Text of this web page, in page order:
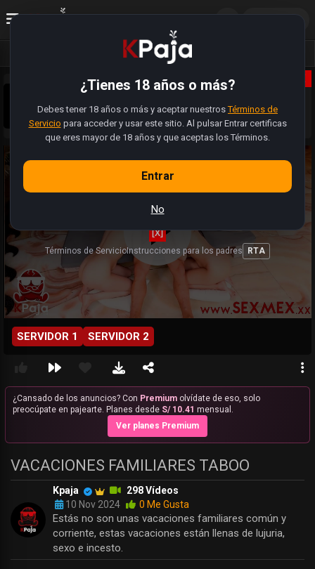
Fotos
Sobrinos pajeros 😈, la web se actualizó. Tiene muchas
modificar perfiles y hasta buscar a alguien cercano para
folla.
Sabemos que hay videos y enlaces que estan rotos.
Estamos trabajando (como pajeros) para restaurar la
totalidad de videos 🍆
[X]
SERVIDOR 1 SERVIDOR 2
¿Cansado de los anuncios? Con Premium olvídate de eso, solo
preocúpate en pajearte. Planes desde S/ 10.41 mensual.
Ver planes Premium
VACACIONES FAMILIARES TABOO
Kpaja
298 Vídeos
10 Nov 2024
0 Me Gusta
Estás no son unas vacaciones familiares común y
corriente, estas vacaciones están llenas de lujuria,
sexo e incesto.
¿Tienes 18 años o más?
Debes tener 18 años o más y aceptar nuestrosTérminos de
Servicio para acceder y usar este sitio. Al pulsar Entrar certificas
que eres mayor de 18 años y que aceptas los Términos.
Entrar
No
Términos de ServicioInstrucciones para los padres RTA